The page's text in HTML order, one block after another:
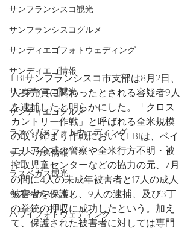
サンフランシスコ観光
サンフランシスコグルメ
サンディエゴフォトウェディング
サンディエゴ情報
サンディエゴ観光
サンディエゴグルメ
ラスベガスフォトウェディング
ラスベガス情報
ラスベガス観光
ラスベガスグルメ
ハワイフォトウェディング
FBIサンフランシスコ市支部は8月2日、
人身売買に関わったとされる容疑者9人
を逮捕したと明らかにした。「クロス
カントリー作戦」と呼ばれる全米規模
の取り締まり作戦においてFBIは、ベイ
エリア全域の警察や全米行方不明・被
搾取児童センターなどの協力の元、7月
の間に4人の未成年被害者と17人の成人
被害者を保護し、9人の逮捕、及び3丁
の拳銃の押収に成功したという。加え
て、保護された被害者に対しては専門